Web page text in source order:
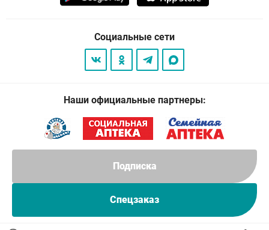
Подписка
Спецзаказ
Социальные сети
Наши официальные партнеры: